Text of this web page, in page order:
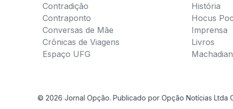
Contradição
Contraponto
Conversas de Mãe
Crônicas de Viagens
Espaço UFG
História
Hocus
Imprensa
Livros
© 2026 Jornal Opção. Publicado por Opção Notícias Ltda